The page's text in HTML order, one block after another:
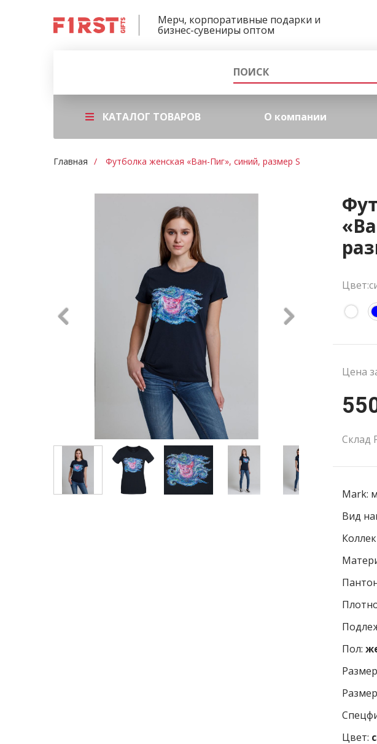
Мерч, корпоративные подарки и
бизнес-сувениры оптом
КАТАЛОГ ТОВАРОВ О компании
Главная Футболка женская «Ван-Пиг», синий, размер S
Цена
Склад
Mark:
Вид
Пол:
Цвет: